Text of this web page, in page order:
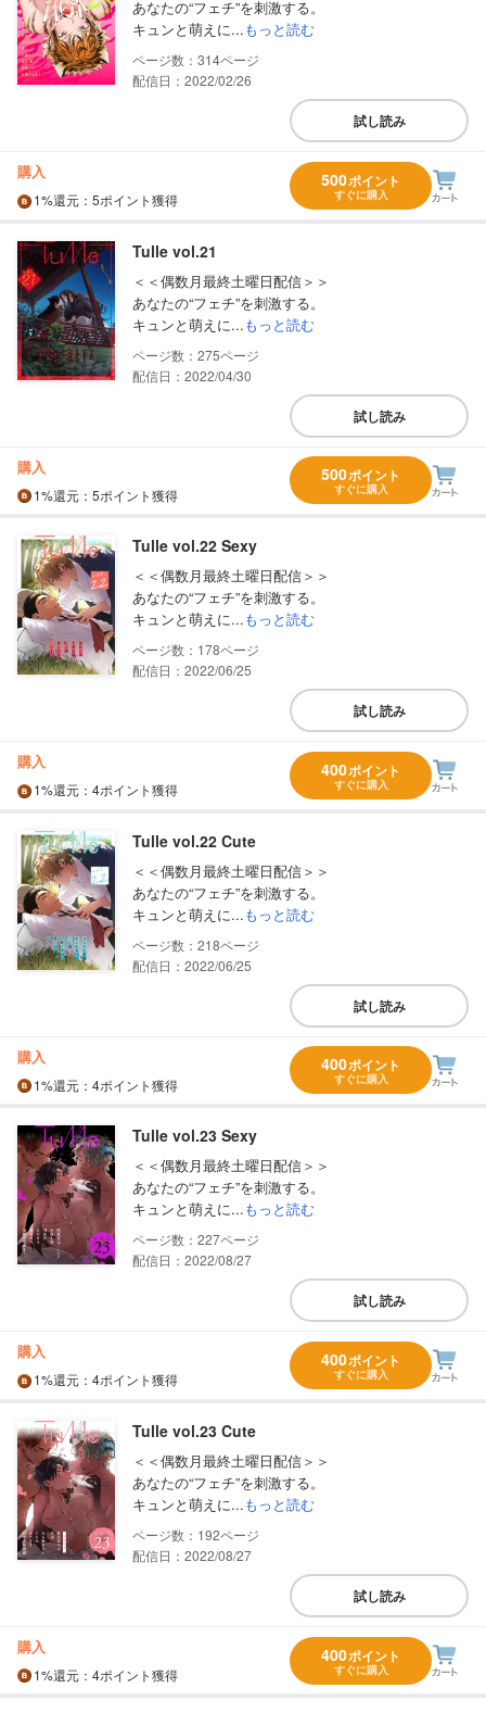
あなたの“フェチ”を刺激する。
キュンと萌えに...もっと読む
314
配信日：2022/02/26
試し読み
購入
1%還元 ：5ポイント獲得
500ポイント
すぐに購入
Tulle vol.21
＜＜偶数月最終土曜日配信＞＞
あなたの“フェチ”を刺激する。
キュンと萌えに...もっと読む
275
配信日：2022/04/30
試し読み
購入
1%還元 ：5ポイント獲得
500ポイント
すぐに購入
Tulle vol.22 Sexy
＜＜偶数月最終土曜日配信＞＞
あなたの“フェチ”を刺激する。
キュンと萌えに...もっと読む
178
配信日：2022/06/25
試し読み
購入
1%還元 ：4ポイント獲得
400ポイント
すぐに購入
Tulle vol.22 Cute
＜＜偶数月最終土曜日配信＞＞
あなたの“フェチ”を刺激する。
キュンと萌えに...もっと読む
218
配信日：2022/06/25
試し読み
購入
1%還元 ：4ポイント獲得
400ポイント
すぐに購入
Tulle vol.23 Sexy
＜＜偶数月最終土曜日配信＞＞
あなたの“フェチ”を刺激する。
キュンと萌えに...もっと読む
227
配信日：2022/08/27
試し読み
購入
1%還元 ：4ポイント獲得
400ポイント
すぐに購入
Tulle vol.23 Cute
＜＜偶数月最終土曜日配信＞＞
あなたの“フェチ”を刺激する。
キュンと萌えに...もっと読む
192
配信日：2022/08/27
試し読み
購入
1%還元 ：4ポイント獲得
400ポイント
すぐに購入